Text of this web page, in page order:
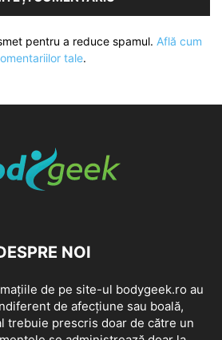
pentru a reduce spamul. Află cum
tale.
NOI
de pe site-ul bodygeek.ro au
de afecțiune sau boală,
trebuie prescris doar de către un